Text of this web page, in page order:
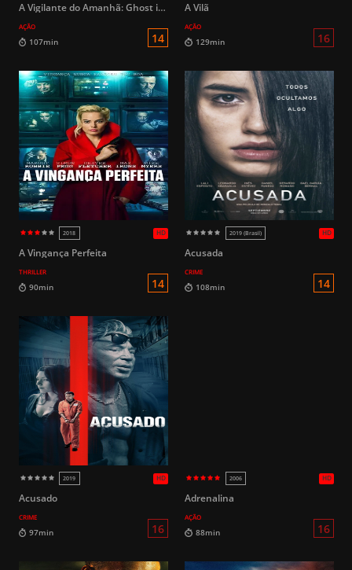
2018
2017
108min 16 102min
14
A Vigilante do Amanhã: Ghost in the Shell
AÇÃO
A Vilã
AÇÃO
A Vingança Perfeita
THRILLER
Acusada
CRIME
Acusado
CRIME
Adrenalina
AÇÃO